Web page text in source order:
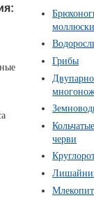
Грибы
черви